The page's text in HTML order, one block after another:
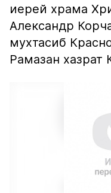
иерей храма
Александр
мухтасиб
Рамазан хазрат